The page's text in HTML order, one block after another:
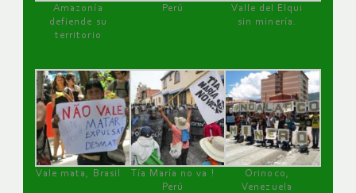
Amazonía
defiende su
territorio
Perú
Valle del Elqui
sin minería.
Vale mata, Brasil
Tía María no va !
Perú
Orinoco,
Venezuela